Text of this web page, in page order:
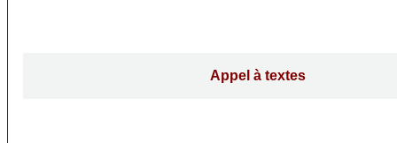
Appel à textes